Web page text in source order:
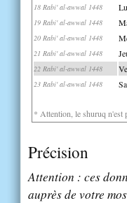
18 Rabi' al-awwal 1448
19 Rabi' al-awwal 1448
20 Rabi' al-awwal 1448
21 Rabi' al-awwal 1448
22 Rabi' al-awwal 1448
23 Rabi' al-awwal 1448
* Attention, le shuruq n'est
Précision
Attention : ces
auprès de votre